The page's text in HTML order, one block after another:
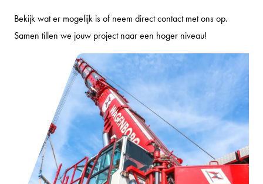
Bekijk wat er mogelijk is of neem direct contact met ons op.
Samen tillen we jouw project naar een hoger niveau!